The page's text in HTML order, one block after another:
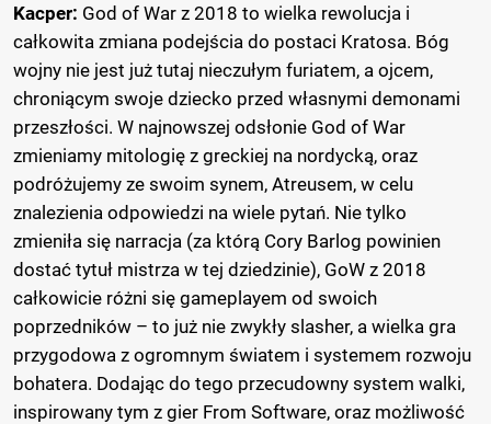
Kacper: God of War z 2018 to wielka rewolucja i
całkowita zmiana podejścia do postaci Kratosa. Bóg
wojny nie jest już tutaj nieczułym furiatem, a ojcem,
chroniącym swoje dziecko przed własnymi demonami
przeszłości. W najnowszej odsłonie God of War
zmieniamy mitologię z greckiej na nordycką, oraz
podróżujemy ze swoim synem, Atreusem, w celu
znalezienia odpowiedzi na wiele pytań. Nie tylko
zmieniła się narracja (za którą Cory Barlog powinien
dostać tytuł mistrza w tej dziedzinie), GoW z 2018
całkowicie różni się gameplayem od swoich
poprzedników – to już nie zwykły slasher, a wielka gra
przygodowa z ogromnym światem i systemem rozwoju
bohatera. Dodając do tego przecudowny system walki,
inspirowany tym z gier From Software, oraz możliwość